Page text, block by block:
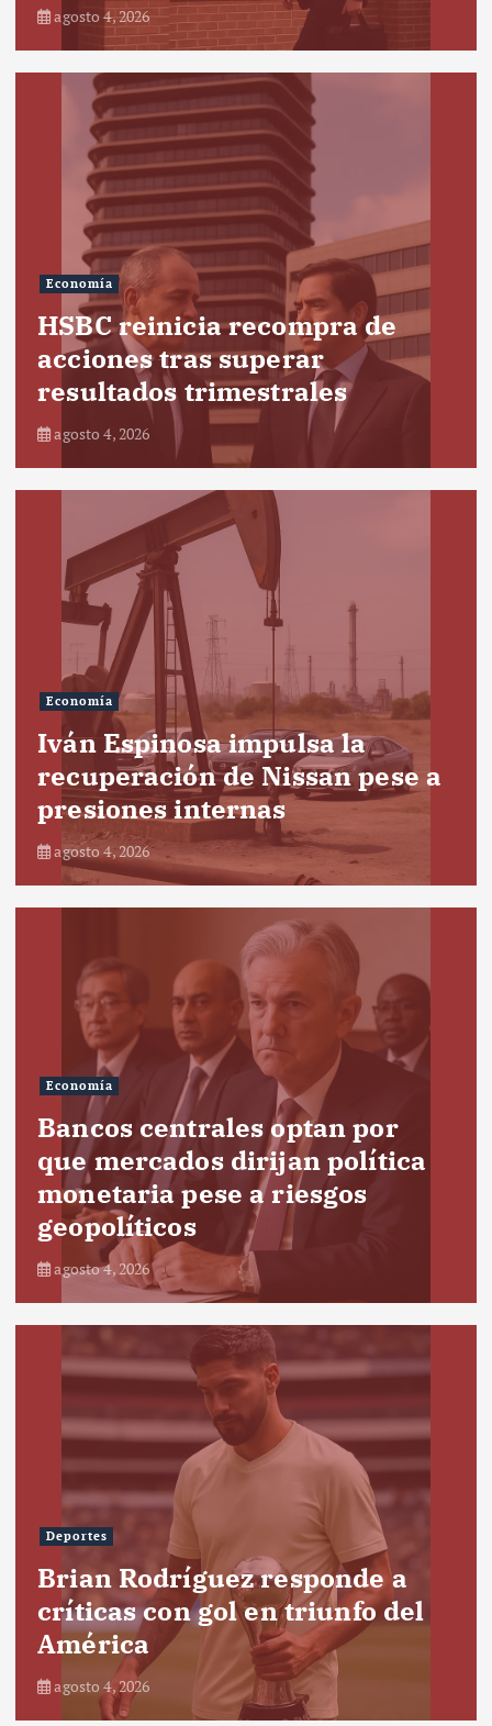
agosto 4, 2026
Economía
HSBC reinicia recompra de
acciones tras superar
resultados trimestrales
agosto 4, 2026
Economía
Iván Espinosa impulsa la
recuperación de Nissan pese a
presiones internas
agosto 4, 2026
Economía
Bancos centrales optan por
que mercados dirijan política
monetaria pese a riesgos
geopolíticos
agosto 4, 2026
Deportes
Brian Rodríguez responde a
críticas con gol en triunfo del
América
agosto 4, 2026